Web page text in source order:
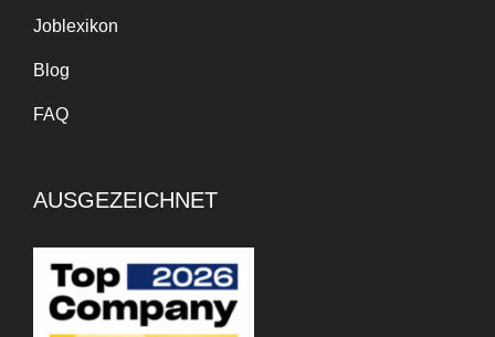
Joblexikon
Blog
FAQ
AUSGEZEICHNET